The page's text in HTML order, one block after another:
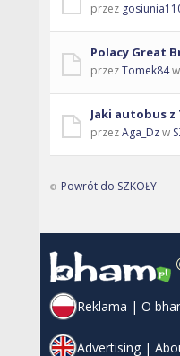
przez
Polacy Great
przezTomek84w
Jaki autobus
przezAga_Dzw
Powrót do SZKOŁY
Reklama | O
Advertising |